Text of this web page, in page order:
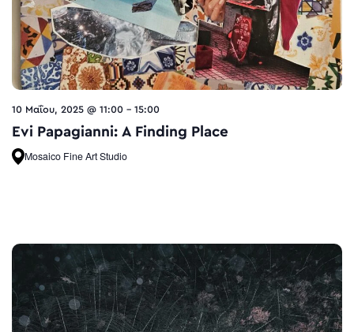
10 Μαΐου, 2025 @ 11:00 - 15:00
Evi Papagianni: A Finding Place
Mosaico Fine Art Studio